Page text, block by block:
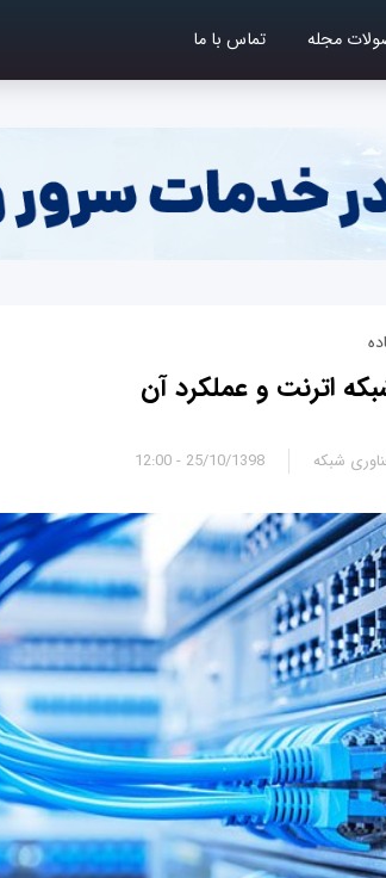
مجله تماس با ما
اترنت و عملکرد آن‌
25/10/1398 - 12:00 شبکه